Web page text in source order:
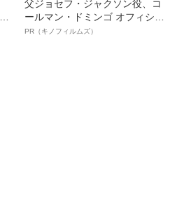
父ジョセフ・ジャクソン役、コ
ールマン・ドミンゴ オフィシャ
ルインタビュー“観客を魅了した
PR（キノフィルムズ）